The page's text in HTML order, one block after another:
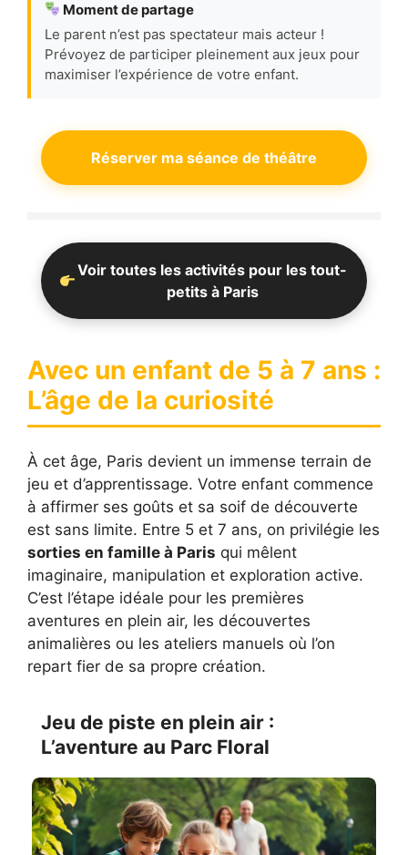
Moment de partage
Le parent n’est pas spectateur mais acteur !
Prévoyez de participer pleinement aux jeux pour
maximiser l’expérience de votre enfant.
Réserver ma séance de théâtre
Voir toutes les activités pour les tout-
petits à Paris
Avec un enfant de 5 à 7 ans :
L’âge de la curiosité
À cet âge, Paris devient un immense terrain de
jeu et d’apprentissage. Votre enfant commence
à affirmer ses goûts et sa soif de découverte
est sans limite. Entre 5 et 7 ans, on privilégie les
sorties en famille à Paris qui mêlent
imaginaire, manipulation et exploration active.
C’est l’étape idéale pour les premières
aventures en plein air, les découvertes
animalières ou les ateliers manuels où l’on
repart fier de sa propre création.
Jeu de piste en plein air :
L’aventure au Parc Floral